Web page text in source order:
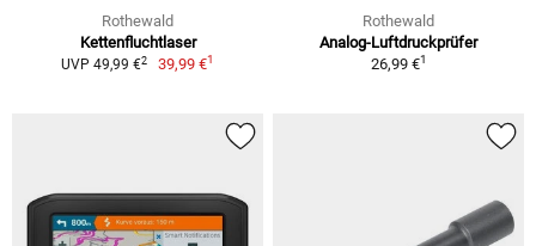
Rothewald
Kettenfluchtlaser
UVP 49,99 €2 39,99 €1
Rothewald
Analog-Luftdruckprüfer
26,99 €1